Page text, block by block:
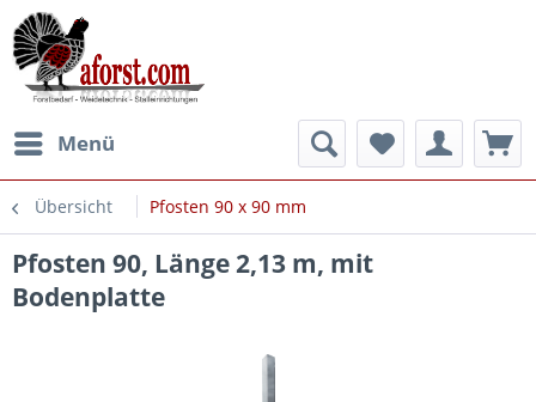
Menü
Übersicht Pfosten 90 x 90 mm
Pfosten 90, Länge 2,13 m, mit
Bodenplatte